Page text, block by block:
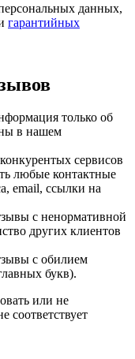
данных,
гарантийных
только об
в нашем
сервисов
любые контактные
email, ссылки на
с ненормативной
других клиентов
с обилием
букв).
или не
соответствует